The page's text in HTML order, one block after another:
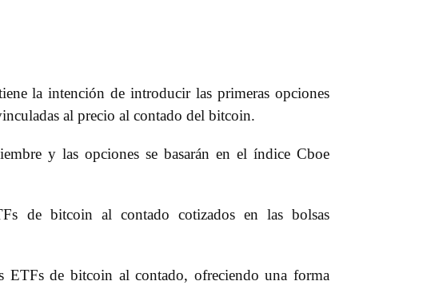
la intención de introducir las primeras opciones
al precio al contado del bitcoin.
y las opciones se basarán en el índice Cboe
de bitcoin al contado cotizados en las bolsas
ETFs de bitcoin al contado, ofreciendo una forma